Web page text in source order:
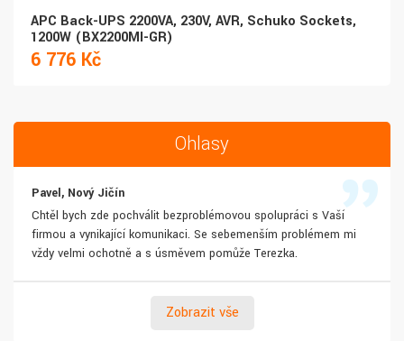
APC Back-UPS 2200VA, 230V, AVR, Schuko Sockets,
1200W (BX2200MI-GR)
6 776 Kč
Ohlasy
Pavel, Nový Jičín
Chtěl bych zde pochválit bezproblémovou spolupráci s Vaší
firmou a vynikající komunikaci. Se sebemenším problémem mi
vždy velmi ochotně a s úsměvem pomůže Terezka.
Zobrazit vše